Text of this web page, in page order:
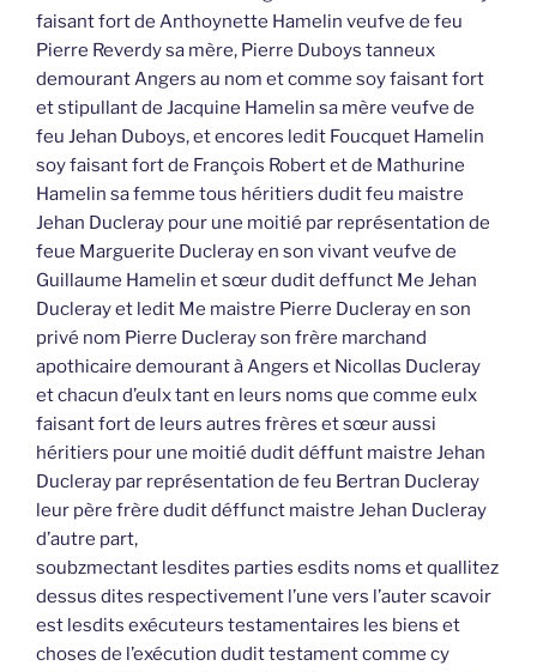
faisant fort de Anthoynette Hamelin veufve de feu
Pierre Reverdy sa mère, Pierre Duboys tanneux
demourant Angers au nom et comme soy faisant fort
et stipullant de Jacquine Hamelin sa mère veufve de
feu Jehan Duboys, et encores ledit Foucquet Hamelin
soy faisant fort de François Robert et de Mathurine
Hamelin sa femme tous héritiers dudit feu maistre
Jehan Ducleray pour une moitié par représentation de
feue Marguerite Ducleray en son vivant veufve de
Guillaume Hamelin et sœur dudit deffunct Me Jehan
Ducleray et ledit Me maistre Pierre Ducleray en son
privé nom Pierre Ducleray son frère marchand
apothicaire demourant à Angers et Nicollas Ducleray
et chacun d’eulx tant en leurs noms que comme eulx
faisant fort de leurs autres frères et sœur aussi
héritiers pour une moitié dudit déffunt maistre Jehan
Ducleray par représentation de feu Bertran Ducleray
leur père frère dudit déffunct maistre Jehan Ducleray
d’autre part,
soubzmectant lesdites parties esdits noms et quallitez
dessus dites respectivement l’une vers l’auter scavoir
est lesdits exécuteurs testamentaires les biens et
choses de l’exécution dudit testament comme cy